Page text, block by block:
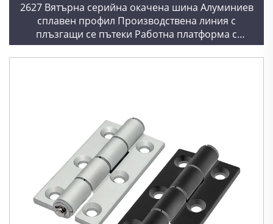
2627 Вятърна серийна окачена шина Алуминиев
сплавен профил Производствена линия с
плъзгащи се пътеки Работна платформа с
окачени колела